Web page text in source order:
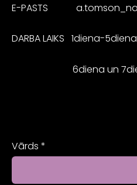
E-PASTS
DARBA LAIKS 1diena-
6diena un 7diena
Vārds *